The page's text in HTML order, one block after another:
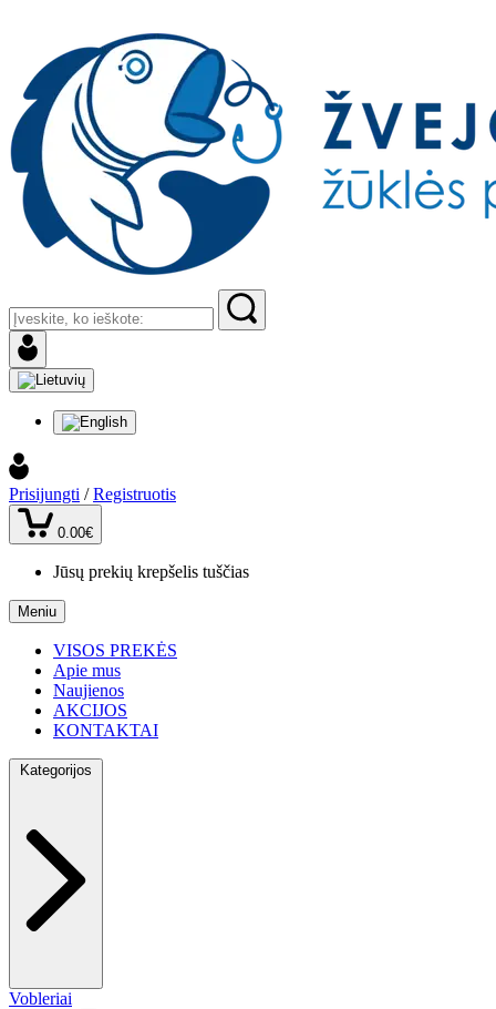
Prisijungti / Registruotis
0.00€
Jūsų prekių krepšelis tuščias
Meniu
VISOS PREKĖS
Apie mus
Naujienos
AKCIJOS
KONTAKTAI
Kategorijos
Vobleriai